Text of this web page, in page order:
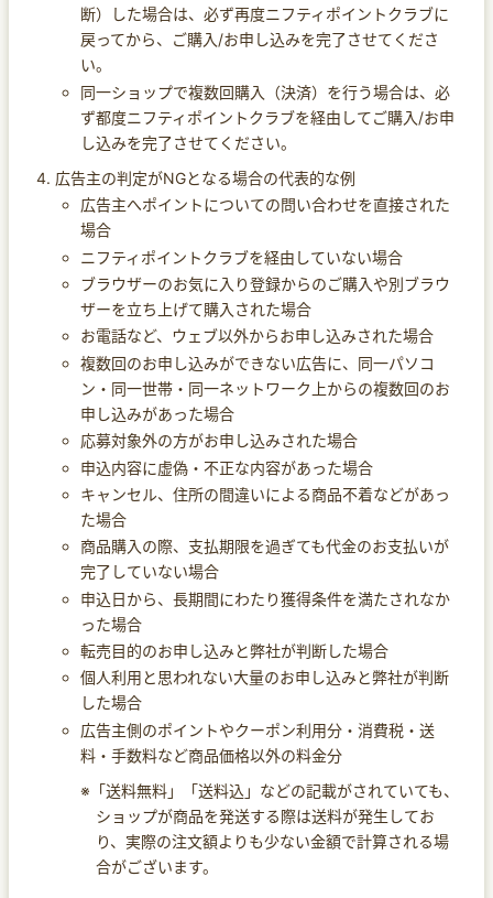
断）した場合は、必ず再度ニフティポイントクラブに
戻ってから、ご購入/お申し込みを完了させてくださ
い。
同一ショップで複数回購入（決済）を行う場合は、必
ず都度ニフティポイントクラブを経由してご購入/お申
し込みを完了させてください。
広告主の判定がNGとなる場合の代表的な例
広告主へポイントについての問い合わせを直接された
場合
ニフティポイントクラブを経由していない場合
ブラウザーのお気に入り登録からのご購入や別ブラウ
ザーを立ち上げて購入された場合
お電話など、ウェブ以外からお申し込みされた場合
複数回のお申し込みができない広告に、同一パソコ
ン・同一世帯・同一ネットワーク上からの複数回のお
申し込みがあった場合
応募対象外の方がお申し込みされた場合
申込内容に虚偽・不正な内容があった場合
キャンセル、住所の間違いによる商品不着などがあっ
た場合
商品購入の際、支払期限を過ぎても代金のお支払いが
完了していない場合
申込日から、長期間にわたり獲得条件を満たされなか
った場合
転売目的のお申し込みと弊社が判断した場合
個人利用と思われない大量のお申し込みと弊社が判断
した場合
広告主側のポイントやクーポン利用分・消費税・送
料・手数料など商品価格以外の料金分
※「送料無料」「送料込」などの記載がされていても、
ショップが商品を発送する際は送料が発生してお
り、実際の注文額よりも少ない金額で計算される場
合がございます。